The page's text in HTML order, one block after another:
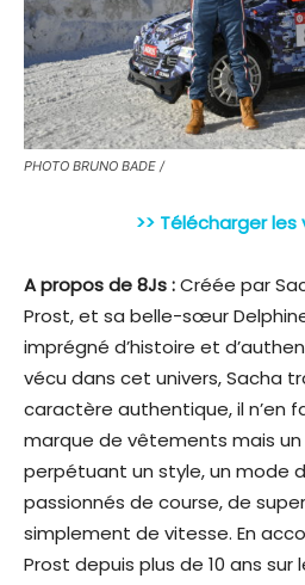
PHOTO BRUNO BADE /
>> Télécharger les
A propos de 8Js :Créée par
Prost, et sa belle-sœur
imprégné d’histoire et
vécu dans cet univers, Sacha
caractère authentique, il n’en
marque de vêtements mais
perpétuant un style, un mode
passionnés de course, de
simplement de vitesse. En
Prost depuis plus de 10 ans sur